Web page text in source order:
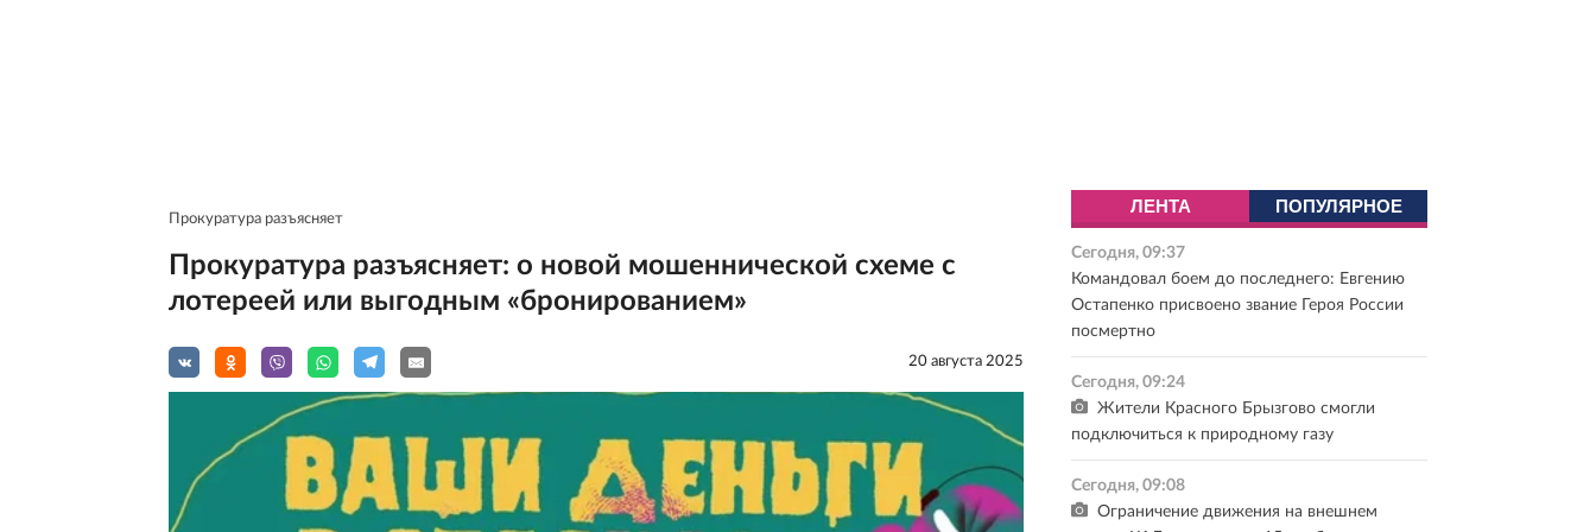
Прокуратура разъясняет
Прокуратура разъясняет: о новой мошеннической схеме с
лотереей или выгодным «бронированием»
20 августа 2025
ЛЕНТА ПОПУЛЯРНОЕ
Сегодня, 09:37
Командовал боем до последнего: Евгению
Остапенко присвоено звание Героя России
посмертно
Сегодня, 09:24
Жители Красного Брызгово смогли
подключиться к природному газу
Сегодня, 09:08
Ограничение движения на внешнем